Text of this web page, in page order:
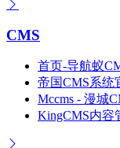
CMS
首页-导航蚁
帝国CMS系统
Mccms - 漫城
KingCMS内容